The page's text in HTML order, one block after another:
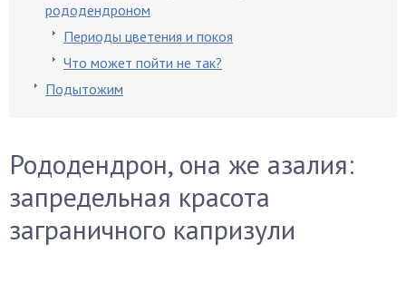
рододендроном
Периоды цветения и покоя
Что может пойти не так?
Подытожим
Рододендрон, она же азалия:
запредельная красота
заграничного капризули